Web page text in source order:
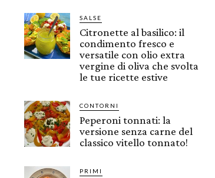
SALSE
Citronette al basilico: il
condimento fresco e
versatile con olio extra
vergine di oliva che svolta
le tue ricette estive
CONTORNI
Peperoni tonnati: la
versione senza carne del
classico vitello tonnato!
PRIMI